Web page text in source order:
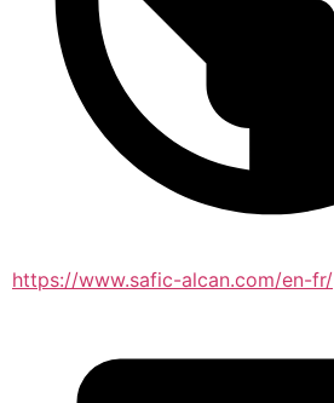
https://www.safic-alcan.com/en-fr/